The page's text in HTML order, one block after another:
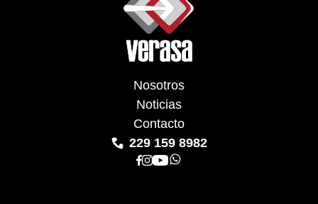
229 159 8982
Nosotros
Noticias
Contacto